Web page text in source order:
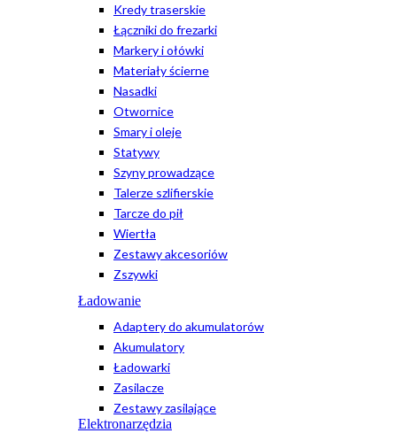
Kredy traserskie
Łączniki do frezarki
Markery i ołówki
Materiały ścierne
Nasadki
Otwornice
Smary i oleje
Statywy
Szyny prowadzące
Talerze szlifierskie
Tarcze do pił
Wiertła
Zestawy akcesoriów
Zszywki
Ładowanie
Adaptery do akumulatorów
Akumulatory
Ładowarki
Zasilacze
Zestawy zasilające
Elektronarzędzia